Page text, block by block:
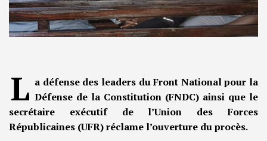
L a défense des leaders du Front National pour la
Défense de la Constitution (FNDC) ainsi que le
secrétaire exécutif de l’Union des Forces
Républicaines (UFR) réclame l’ouverture du procès.